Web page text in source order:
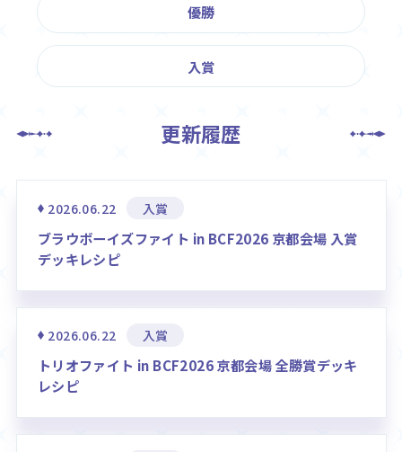
優勝
入賞
更新履歴
2026.06.22 入賞
ブラウボーイズファイト in BCF2026 京都会場 入賞
デッキレシピ
2026.06.22 入賞
トリオファイト in BCF2026 京都会場 全勝賞デッキ
レシピ